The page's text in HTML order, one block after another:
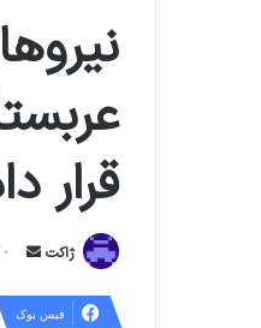
قرار
ژاکت
ارسال
فیس بوک